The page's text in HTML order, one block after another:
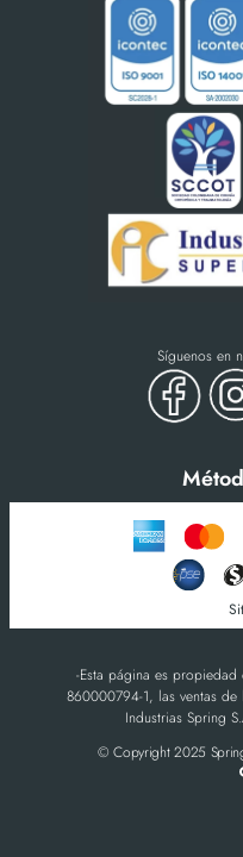
Síguenos en
-Esta página es propiedad
860000794-1, las ventas
Industrias Spring
© Copyright 2025